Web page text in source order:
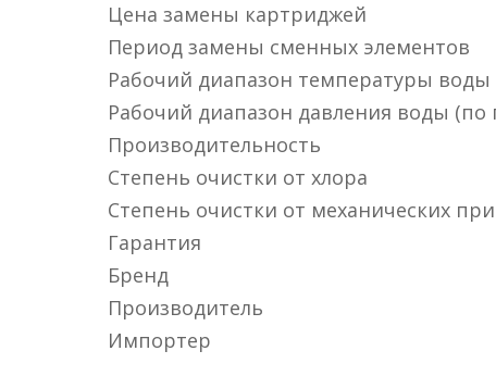
Цена замены картриджей
Период замены сменных элементов
Рабочий диапазон температуры воды
Рабочий диапазон давления воды (по
Производительность
Степень очистки от хлора
Степень очистки от механических
Гарантия
Бренд
Производитель
Импортер